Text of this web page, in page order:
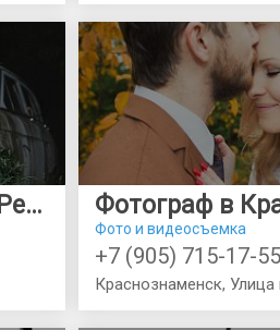
V.Ivlev Photoproduction (Рекламная фотография)
Фото и видеосъемка
+7 (905) 715-17-55
Краснознаменск,